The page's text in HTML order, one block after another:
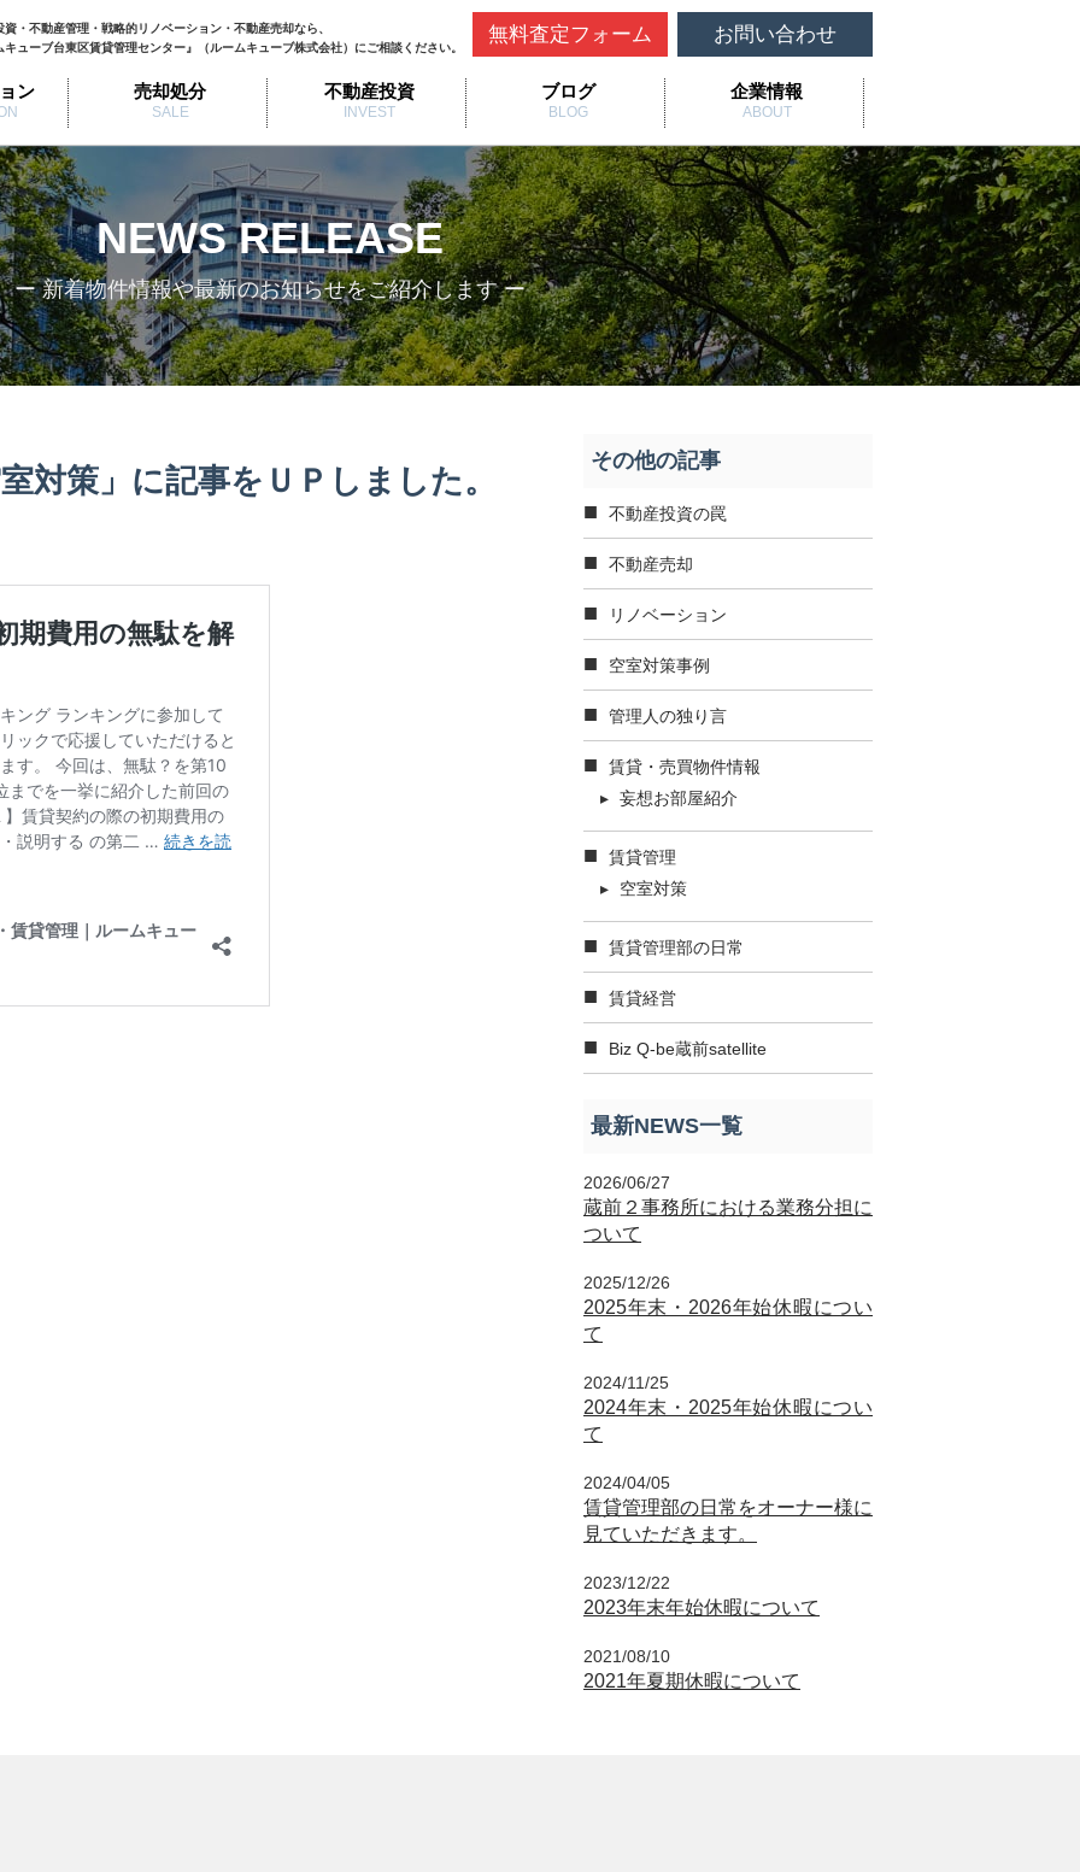
資・不動産管理・戦略的リノベーション・不動産売却なら、
キューブ台東区賃貸管理センター』（ルームキューブ株式会社）にご相談ください。
ン 売却処分
SALE
不動産投資
INVEST
ブログ
BLOG
企業情報
ABOUT
無料査定フォーム お問い合わせ
NEWS RELEASE
ー 新着物件情報や最新のお知らせをご紹介します ー
対策」に記事をＵＰしました。
その他の記事
不動産投資の罠
不動産売却
リノベーション
空室対策事例
管理人の独り言
賃貸・売買物件情報
妄想お部屋紹介
賃貸管理
空室対策
賃貸管理部の日常
賃貸経営
Biz Q-be蔵前satellite
最新NEWS一覧
2026/06/27
蔵前２事務所における業務分担に
ついて
2025/12/26
2025年末・2026年始休暇につい
て
2024/11/25
2024年末・2025年始休暇につい
て
2024/04/05
賃貸管理部の日常をオーナー様に
見ていただきます。
2023/12/22
2023年末年始休暇について
2021/08/10
2021年夏期休暇について